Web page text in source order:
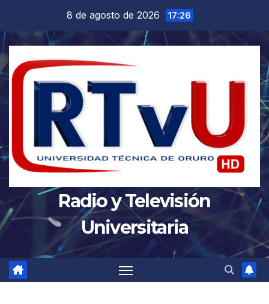
contenido
8 de agosto de 2026 17:26
Radio y Televisión
Universitaria